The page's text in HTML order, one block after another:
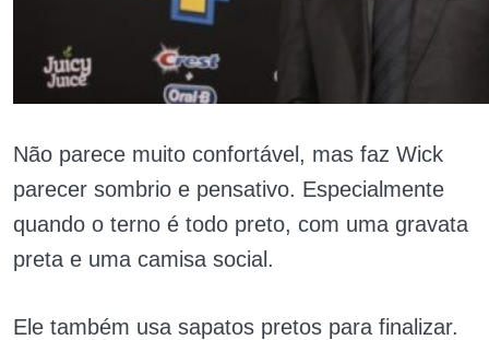
Não parece muito confortável, mas faz Wick
parecer sombrio e pensativo. Especialmente
quando o terno é todo preto, com uma gravata
preta e uma camisa social.
Ele também usa sapatos pretos para finalizar.